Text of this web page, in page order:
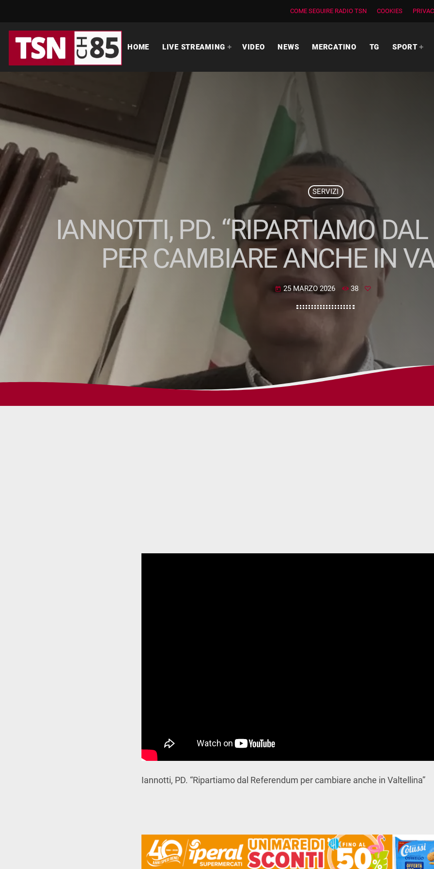
COME SEGUIRE RADIO TSN COOKIES
HOME LIVE STREAMING VIDEO NEWS MERCATINO TG SPORT
SERVIZI
IANNOTTI, PD. “RIPARTIAMO
PER CAMBIARE ANCHE IN
today 25 MARZO 2026 38
Iannotti, PD. “Ripartiamo dal Referendum per cambiare anche in Valtellina”